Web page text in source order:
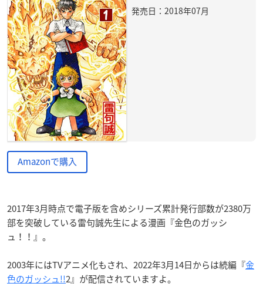
発売日：2018年07月
Amazonで購入
2017年3月時点で電子版を含めシリーズ累計発行部数が2380万
部を突破している雷句誠先生による漫画『金色のガッシ
ュ！！』。
2003年にはTVアニメ化もされ、2022年3月14日からは続編『金
色のガッシュ!!2』が配信されていますよ。